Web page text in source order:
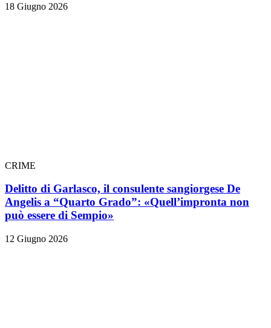
18 Giugno 2026
CRIME
Delitto di Garlasco, il consulente sangiorgese De
Angelis a “Quarto Grado”: «Quell’impronta non
può essere di Sempio»
12 Giugno 2026